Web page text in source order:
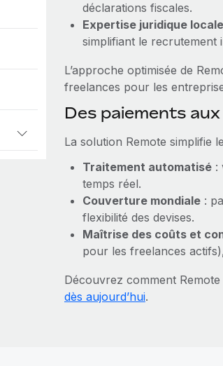
déclarations fiscales.
Expertise juridique locale
simplifiant le recrutement
L’approche optimisée de
freelances pour les
Des paiements
La solution Remote simplifie
Traitement automatisé:
temps réel.
Couverture mondiale:
flexibilité des devises.
Maîtrise des coûts et
pour les freelances
Découvrez comment
dès aujourd’hui.